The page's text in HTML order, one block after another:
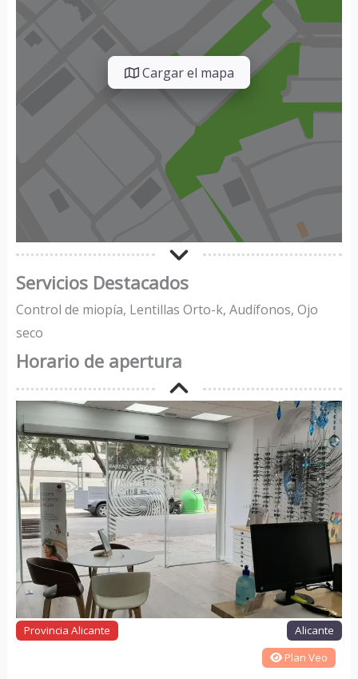
Cargar el mapa
Servicios Destacados
Control de miopía, Lentillas Orto-k, Audífonos, Ojo
seco
Horario de apertura
Provincia Alicante
Alicante
Plan Veo